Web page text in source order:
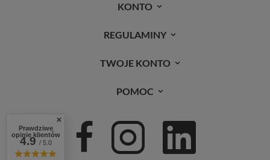
KONTO
REGULAMINY
TWOJE KONTO
POMOC
Prawdziwe
opinie klientów
4.9/ 5.0